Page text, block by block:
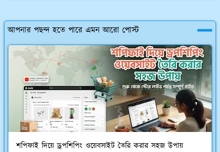
আপনার পছন্দ হতে পারে এমন আরো পোস্ট
শপিফাই দিয়ে ড্রপশিপিং ওয়েবসাইট তৈরি করার সহজ উপায়